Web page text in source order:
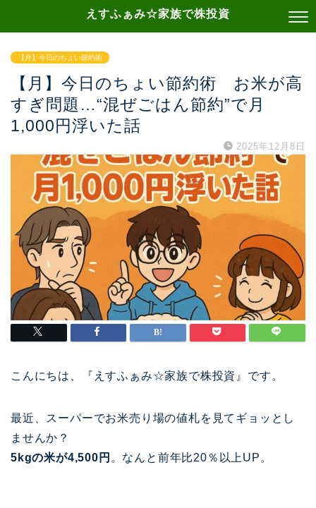
えすふぁみ☆家族で株投資
【月】今日のちょい節約術
【月】今日のちょい節約術 お米が高
すぎ問題…“混ぜごはん節約”で月
1,000円浮いた話
2025年12月8日
こんにちは、『えすふぁみ☆家族で株投資』です。
最近、スーパーでお米売り場の値札を見てギョッとし
ませんか？
5kgの米が4,500円 。なんと前年比20％以上UP。